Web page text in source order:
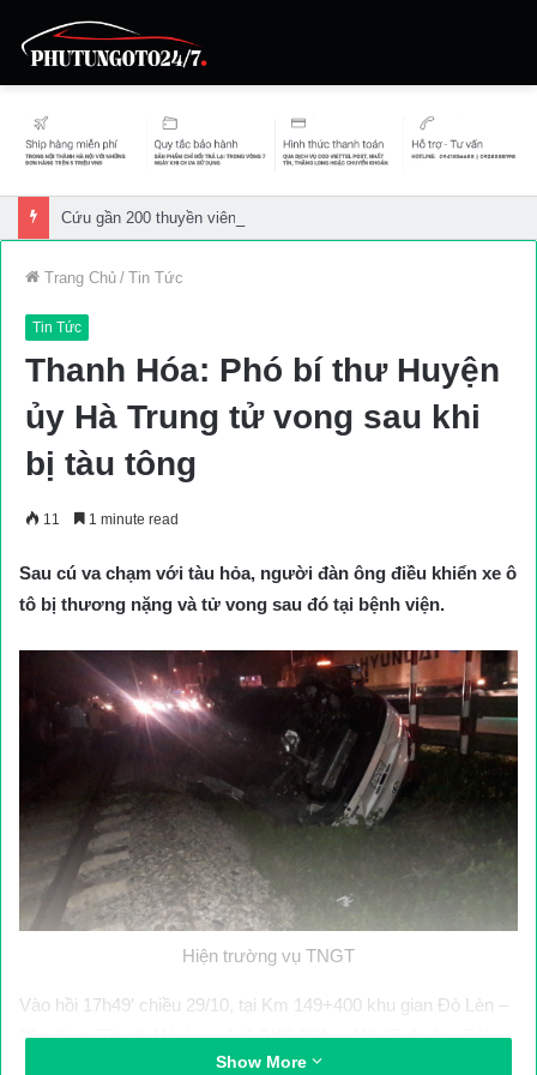
Cứu gần 200 thuyền viên gặp sự cố trên biển
Trang Chủ / Tin Tức
Tin Tức
Thanh Hóa: Phó bí thư Huyện
ủy Hà Trung tử vong sau khi
bị tàu tông
11 1 minute read
Sau cú va chạm với tàu hỏa, người đàn ông điều khiển xe ô
tô bị thương nặng và tử vong sau đó tại bệnh viện.
Hiện trường vụ TNGT
Vào hồi 17h49′ chiều 29/10, tại Km 149+400 khu gian Đò Lèn –
Bỉm Sơn (Thanh Hóa), xe ô tô BKS 36A – 449.25 do ông Bùi
Ngọc Tấn (SN 1963, trú tại Tiểu khu 6 – Thị trấn Hà Trung,
Show More